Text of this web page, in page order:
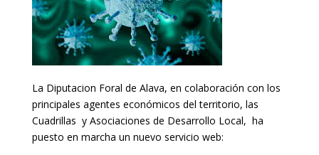
La Diputacion Foral de Alava, en colaboración con los
principales agentes económicos del territorio, las
Cuadrillas y Asociaciones de Desarrollo Local, ha
puesto en marcha un nuevo servicio web: